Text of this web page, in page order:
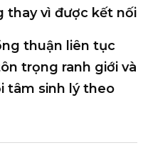
thay vì được kết nối
thuận liên tục
trọng ranh giới và
tâm sinh lý theo